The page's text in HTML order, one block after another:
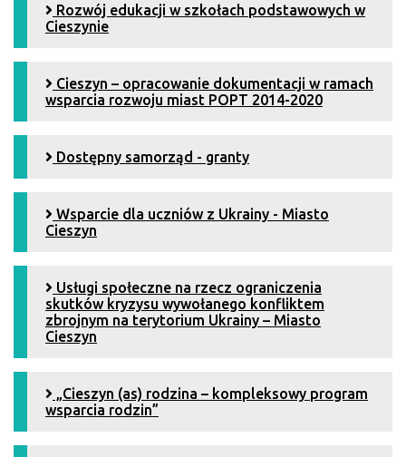
Rozwój edukacji w szkołach podstawowych w
Cieszynie
Cieszyn – opracowanie dokumentacji w ramach
wsparcia rozwoju miast POPT 2014-2020
Dostępny samorząd - granty
Wsparcie dla uczniów z Ukrainy - Miasto
Cieszyn
Usługi społeczne na rzecz ograniczenia
skutków kryzysu wywołanego konfliktem
zbrojnym na terytorium Ukrainy – Miasto
Cieszyn
„Cieszyn (as) rodzina – kompleksowy program
wsparcia rodzin”